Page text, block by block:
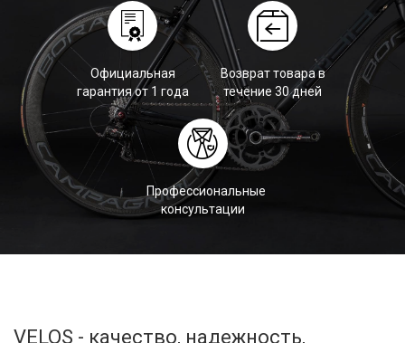
Официальная
гарантия от 1 года
Возврат товара в
течение 30 дней
Профессиональные
консультации
VELOS - качество, надежность,